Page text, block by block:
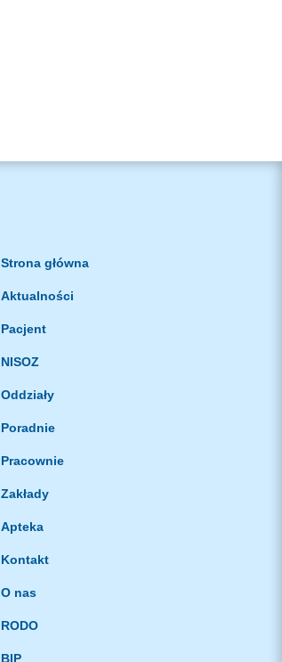
Strona główna
Aktualności
Pacjent
NISOZ
Oddziały
Poradnie
Pracownie
Zakłady
Apteka
Kontakt
O nas
RODO
BIP